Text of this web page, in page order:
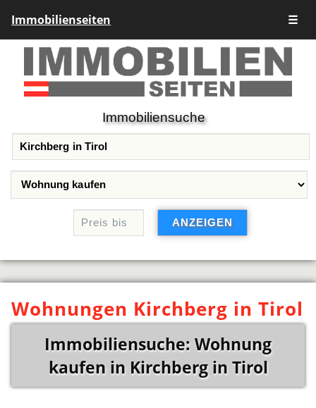
Immobilienseiten ☰
Immobiliensuche
Wohnungen Kirchberg in Tirol
Immobiliensuche: Wohnung
kaufen in Kirchberg in Tirol